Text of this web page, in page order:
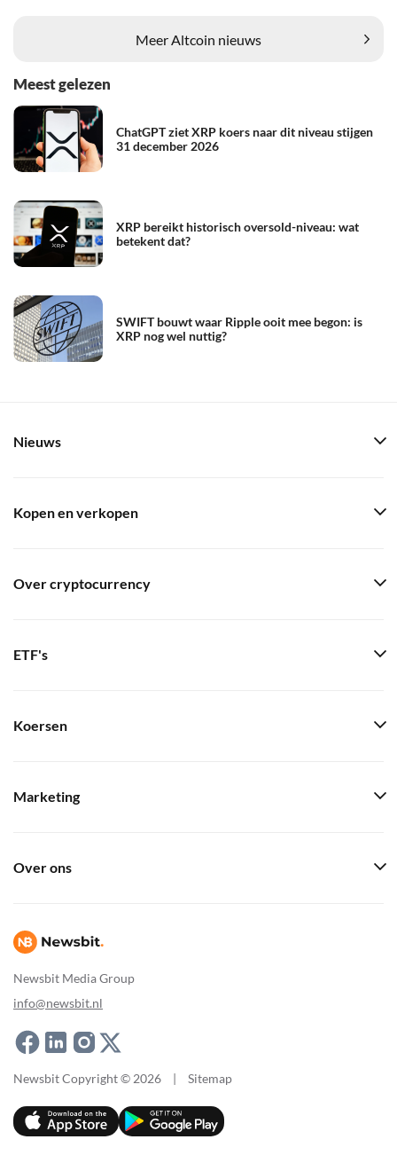
Meer Altcoin nieuws
Meest gelezen
ChatGPT ziet XRP koers naar dit niveau stijgen
31 december 2026
XRP bereikt historisch oversold-niveau: wat
betekent dat?
SWIFT bouwt waar Ripple ooit mee begon: is
XRP nog wel nuttig?
Newsbit Media Group
info@newsbit.nl
Nieuws
Kopen en verkopen
Over cryptocurrency
ETF's
Koersen
Marketing
Over ons
Newsbit Copyright © 2026 | Sitemap